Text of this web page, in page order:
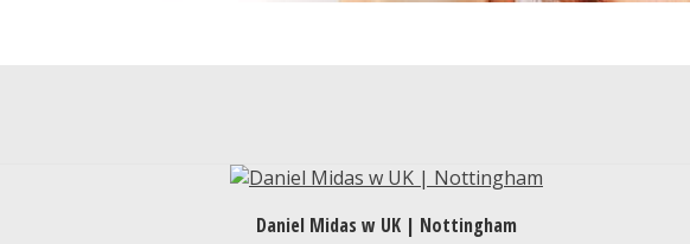
Daniel Midas w UK | Nottingham